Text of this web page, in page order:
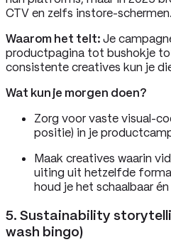
CTV en zelfs instore-schermen.
Waarom het telt: Je
productpagina tot bushokje
consistente creatives kun je
Wat kun je morgen doen?
Zorg voor vaste visual-
positie) in je
Maak creatives waarin
uiting uit hetzelfde
houd je het schaalbaar én
5. Sustainability
wash bingo)